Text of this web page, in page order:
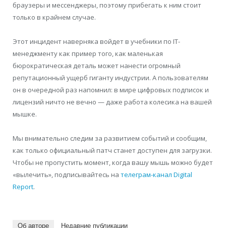
браузеры и мессенджеры, поэтому прибегать к ним стоит
только в крайнем случае.
Этот инцидент наверняка войдет в учебники по IT-
менеджменту как пример того, как маленькая
бюрократическая деталь может нанести огромный
репутационный ущерб гиганту индустрии. А пользователям
он в очередной раз напомнил: в мире цифровых подписок и
лицензий ничто не вечно — даже работа колесика на вашей
мышке.
Мы внимательно следим за развитием событий и сообщим,
как только официальный патч станет доступен для загрузки.
Чтобы не пропустить момент, когда вашу мышь можно будет
«вылечить», подписывайтесь на телеграм-канал Digital
Report.
Об авторе Недавние публикации